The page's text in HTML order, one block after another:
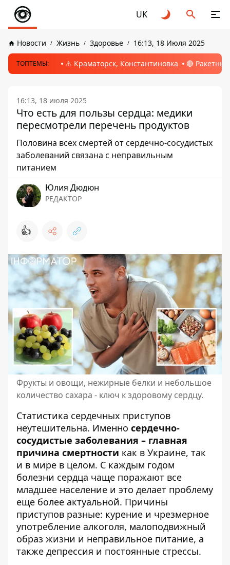
UK
Новости Жизнь Здоровье 16:13, 18 Июля 2025
ТОПТЕМЫ: ⚠️ Краматорск, Константиновка 🔴
16:13, 18 июля 2025
Что есть для пользы сердца: медики
пересмотрели перечень продуктов
Половина всех смертей от сердечно-сосудистых
заболеваний связана с неправильным
питанием
Юлия Дюдюн
РЕДАКТОР
👍
Фрукты и овощи, нежирные белки и небольшое
количество сахара - ключ к здоровому сердцу.
Статистика сердечных приступов
неутешительна. Именно сердечно-
сосудистые заболевания – главная
причина смертности как в Украине, так
и в мире в целом. С каждым годом
болезни сердца чаще поражают все
младшее население и это делает проблему
еще более актуальной. Причины
приступов разные: курение и чрезмерное
употребление алкоголя, малоподвижный
образ жизни и неправильное питание, а
также депрессия и постоянные стрессы.